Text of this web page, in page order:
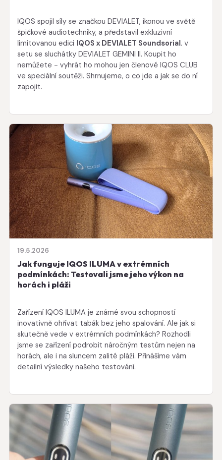
IQOS spojil síly se značkou DEVIALET, ikonou ve světě
špičkové audiotechniky, a představil exkluzivní
limitovanou edici IQOS x DEVIALET Soundsorial. v
setu se sluchátky DEVIALET GEMINI II. Koupit ho
nemůžete - vyhrát ho mohou jen členové IQOS CLUB
ve speciální soutěži. Shrnujeme, o co jde a jak se do ní
zapojit.
19.5.2026
Jak funguje IQOS ILUMA v extrémních
podmínkách: Testovali jsme jeho výkon na
horách i pláži
Zařízení IQOS ILUMA je známé svou schopností
inovativně ohřívat tabák bez jeho spalování. Ale jak si
skutečně vede v extrémních podmínkách? Rozhodli
jsme se zařízení podrobit náročným testům nejen na
horách, ale i na sluncem zalité pláži. Přinášíme vám
detailní výsledky našeho testování.